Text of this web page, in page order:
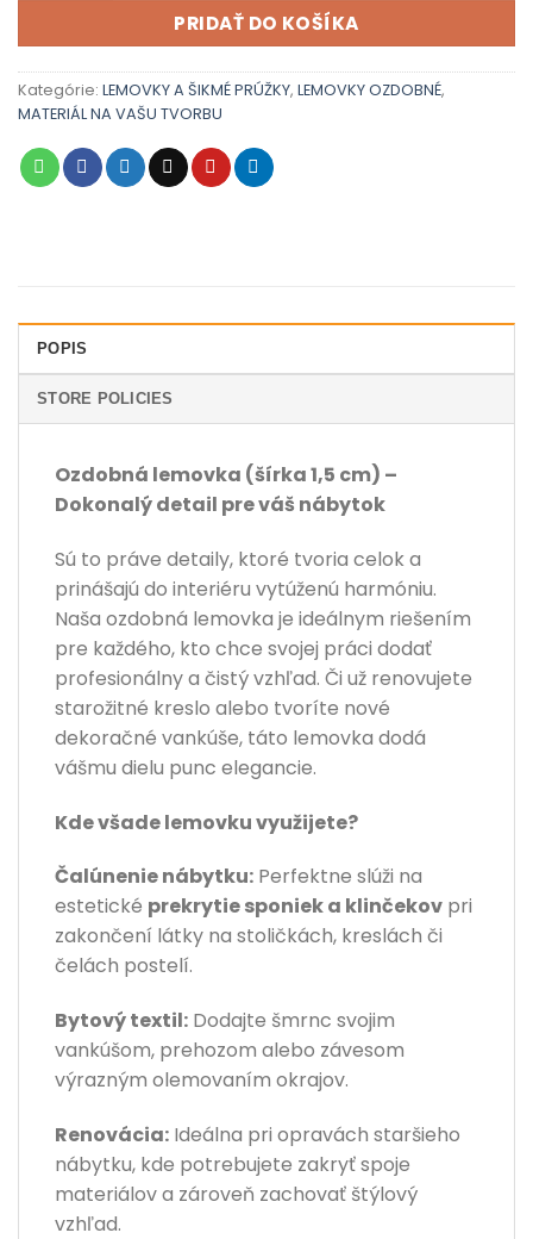
PRIDAŤ DO KOŠÍKA
Kategórie: LEMOVKY A ŠIKMÉ PRÚŽKY, LEMOVKY OZDOBNÉ,
MATERIÁL NA VAŠU TVORBU
POPIS
STORE POLICIES
Ozdobná lemovka (šírka 1,5 cm) –
Dokonalý detail pre váš nábytok
Sú to práve detaily, ktoré tvoria celok a
prinášajú do interiéru vytúženú harmóniu.
Naša ozdobná lemovka je ideálnym riešením
pre každého, kto chce svojej práci dodať
profesionálny a čistý vzhľad. Či už renovujete
starožitné kreslo alebo tvoríte nové
dekoračné vankúše, táto lemovka dodá
vášmu dielu punc elegancie.
Kde všade lemovku využijete?
Čalúnenie nábytku: Perfektne slúži na
estetické prekrytie sponiek a klinčekov pri
zakončení látky na stoličkách, kreslách či
čelách postelí.
Bytový textil: Dodajte šmrnc svojim
vankúšom, prehozom alebo závesom
výrazným olemovaním okrajov.
Renovácia: Ideálna pri opravách staršieho
nábytku, kde potrebujete zakryť spoje
materiálov a zároveň zachovať štýlový
vzhľad.